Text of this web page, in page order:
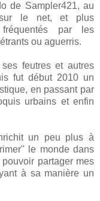
de Sampler421, au
le net, et plus
par les
ou aguerris.
feutres et autres
fut début 2010 un
en passant par
urbains et enfin
un peu plus à
le monde dans
partager mes
à sa manière un